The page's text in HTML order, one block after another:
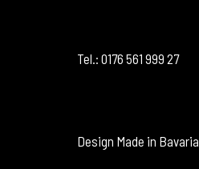
Tel.: 0176 561 999 27
Design Made in Bavaria